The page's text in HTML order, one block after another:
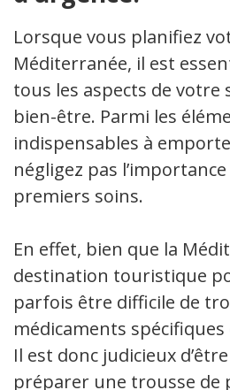
Lorsque vous planifiez
Méditerranée, il est
tous les aspects de votre
bien-être. Parmi les
indispensables à
négligez pas
premiers soins.
En effet, bien que la
destination touristique
parfois être difficile de
médicaments spécifiques
Il est donc judicieux
préparer une trousse de